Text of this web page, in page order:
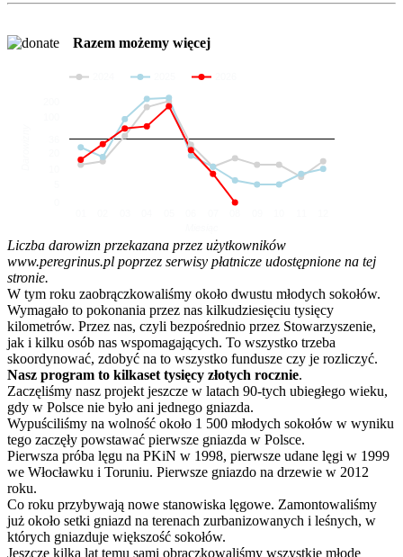
Razem możemy więcej
Liczba darowizn przekazana przez użytkowników
www.peregrinus.pl poprzez serwisy płatnicze udostępnione na tej
stronie.
W tym roku zaobrączkowaliśmy około dwustu młodych sokołów.
Wymagało to pokonania przez nas kilkudziesięciu tysięcy
kilometrów. Przez nas, czyli bezpośrednio przez Stowarzyszenie,
jak i kilku osób nas wspomagających. To wszystko trzeba
skoordynować, zdobyć na to wszystko fundusze czy je rozliczyć.
Nasz program to kilkaset tysięcy złotych rocznie.
Zaczęliśmy nasz projekt jeszcze w latach 90-tych ubiegłego wieku,
gdy w Polsce nie było ani jednego gniazda.
Wypuściliśmy na wolność około 1 500 młodych sokołów w wyniku
tego zaczęły powstawać pierwsze gniazda w Polsce.
Pierwsza próba lęgu na PKiN w 1998, pierwsze udane lęgi w 1999
we Włocławku i Toruniu. Pierwsze gniazdo na drzewie w 2012
roku.
Co roku przybywają nowe stanowiska lęgowe. Zamontowaliśmy
już około setki gniazd na terenach zurbanizowanych i leśnych, w
których gniazduje większość sokołów.
Jeszcze kilka lat temu sami obrączkowaliśmy wszystkie młode